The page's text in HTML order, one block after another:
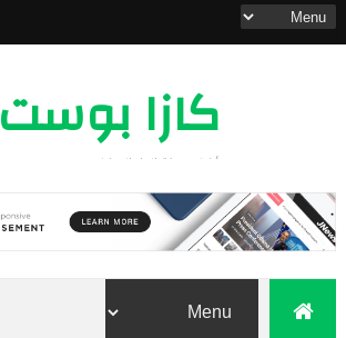
كازا بوست
أخبار مدينة الدار البيضاء